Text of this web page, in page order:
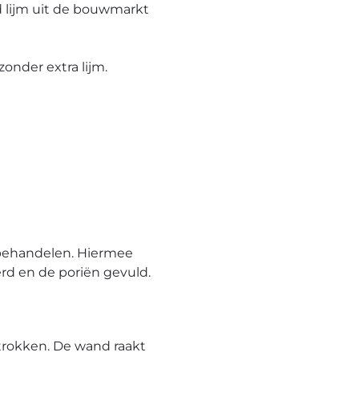
lijm uit de bouwmarkt
extra lijm.
Hiermee
en de poriën gevuld.
De wand raakt